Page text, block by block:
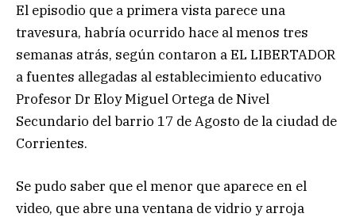
El episodio que a primera vista parece una
travesura, habría ocurrido hace al menos tres
semanas atrás, según contaron a EL LIBERTADOR
a fuentes allegadas al establecimiento educativo
Profesor Dr Eloy Miguel Ortega de Nivel
Secundario del barrio 17 de Agosto de la ciudad de
Corrientes.
Se pudo saber que el menor que aparece en el
video, que abre una ventana de vidrio y arroja